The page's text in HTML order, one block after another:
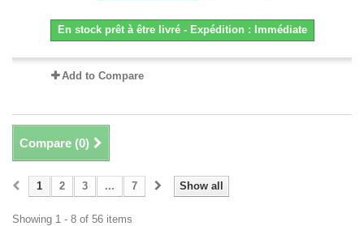
En stock prêt à être livré - Expédition : Immédiate
Add to Compare
Compare (0)
Show all
1 2 3 ... 7
Showing 1 - 8 of 56 items